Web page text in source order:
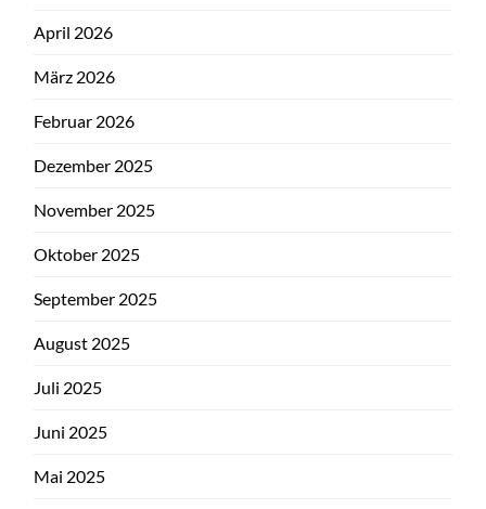
April 2026
März 2026
Februar 2026
Dezember 2025
November 2025
Oktober 2025
September 2025
August 2025
Juli 2025
Juni 2025
Mai 2025